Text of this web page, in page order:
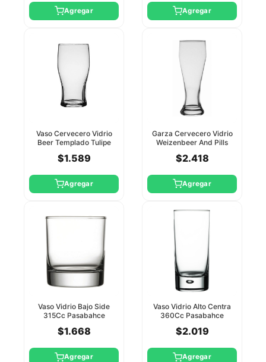
Agregar Agregar
Vaso Cervecero Vidrio
Beer Templado Tulipe
$1.589
Agregar
Garza Cervecero Vidrio
Weizenbeer And Pills
$2.418
Agregar
Vaso Vidrio Bajo Side
315Cc Pasabahce
$1.668
Agregar
Vaso Vidrio Alto Centra
360Cc Pasabahce
$2.019
Agregar